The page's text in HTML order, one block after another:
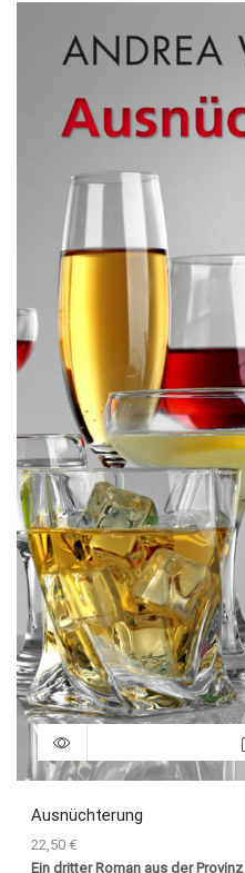
Ausnüchterung
22,50 €
Ein dritter Roman aus der Provinz